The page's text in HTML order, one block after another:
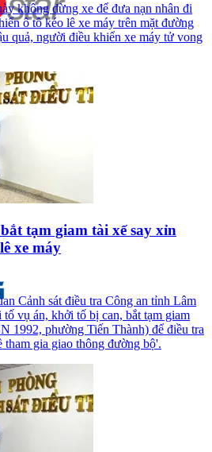
không dừng xe để đưa nạn nhân đi
ô tô kéo lê xe máy trên mặt đường
quả, người điều khiển xe máy tử vong
tạm giam tài xế say xỉn
xe máy
Cảnh sát điều tra Công an tỉnh Lâm
vụ án, khởi tố bị can, bắt tạm giam
1992, phường Tiến Thành) để điều tra
gia giao thông đường bộ'.